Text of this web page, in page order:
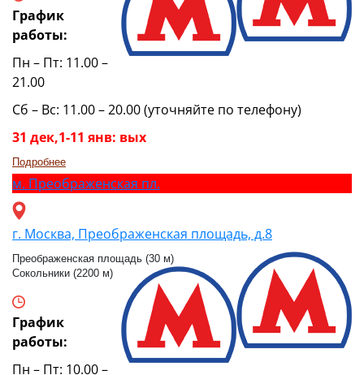
График
работы:
Пн – Пт: 11.00 –
21.00
Сб – Вс: 11.00 – 20.00 (уточняйте по телефону)
31 дек,1-11 янв: вых
Подробнее
м. Преображенская пл.
г. Москва, Преображенская площадь, д.8
Преображенская площадь (30 м)
Сокольники (2200 м)
График
работы:
Пн – Пт: 10.00 –